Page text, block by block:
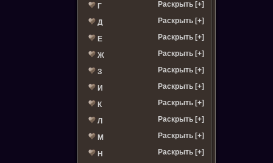
Г Раскрыть [+]
Д Раскрыть [+]
Е Раскрыть [+]
Ж Раскрыть [+]
З Раскрыть [+]
И Раскрыть [+]
К Раскрыть [+]
Л Раскрыть [+]
М Раскрыть [+]
Н Раскрыть [+]